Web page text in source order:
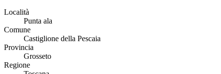
Località
Punta ala
Comune
Castiglione della Pescaia
Provincia
Grosseto
Regione